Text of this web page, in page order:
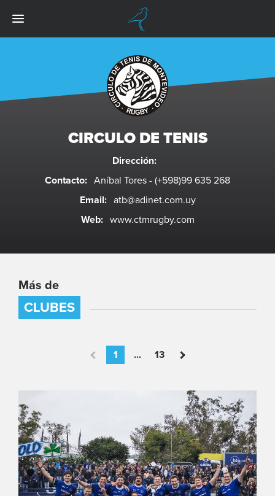
CIRCULO DE TENIS
Dirección:
Contacto: Aníbal Tores - (+598)99 635 268
Email: atb@adinet.com.uy
Web: www.ctmrugby.com
Más de
CLUBES
1 ... 13